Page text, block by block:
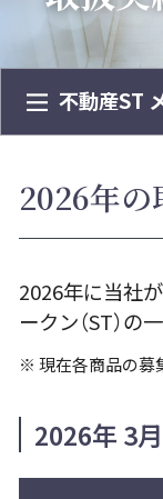
不動産ST
2026年の
2026年に当社
ークン（ST）の
※ 現在各商品の募
2026年 3月